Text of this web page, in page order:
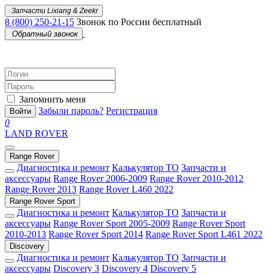
Запчасти Lixiang & Zeekr
8 (800) 250-21-15 Звонок по России бесплатный
Обратный звонок
Запомнить меня
Войти Забыли пароль? Регистрация
0
LAND ROVER
Range Rover
Диагностика и ремонт Калькулятор ТО Запчасти и
аксессуары Range Rover 2006-2009 Range Rover 2010-2012
Range Rover 2013 Range Rover L460 2022
Range Rover Sport
Диагностика и ремонт Калькулятор ТО Запчасти и
аксессуары Range Rover Sport 2005-2009 Range Rover Sport
2010-2013 Range Rover Sport 2014 Range Rover Sport L461 2022
Discovery
Диагностика и ремонт Калькулятор ТО Запчасти и
аксессуары Discovery 3 Discovery 4 Discovery 5